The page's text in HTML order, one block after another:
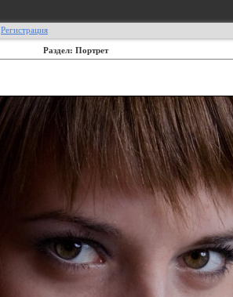
Регистрация
Раздел: Портрет